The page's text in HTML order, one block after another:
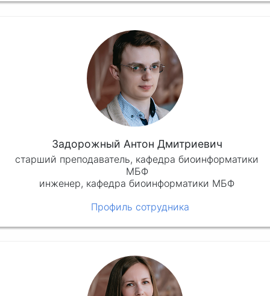
Задорожный Антон Дмитриевич
старший преподаватель, кафедра биоинформатики
МБФ
инженер, кафедра биоинформатики МБФ
Профиль сотрудника